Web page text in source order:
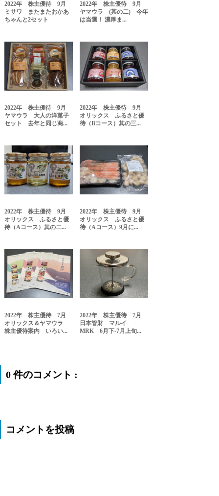
2022年 株主優待 9月
ミサワ またまたおかあ
ちゃんと2セット
2022年 株主優待 9月
ヤマウラ (其の二) 今年
は当選！ 濃厚ま...
2022年 株主優待 9月
ヤマウラ 大人の洋菓子
セット 去年と同じ商...
2022年 株主優待 9月
オリックス ふるさと優
待（Bコース）其の三...
2022年 株主優待 9月
オリックス ふるさと優
待（Aコース）其の二...
2022年 株主優待 9月
オリックス ふるさと優
待（Aコース）9月に...
2022年 株主優待 7月
オリックス＆ヤマウラ
株主優待案内 いろい...
2022年 株主優待 7月
日本管財 マルイ
MRK 6月下-7月上旬...
0 件のコメント :
コメントを投稿